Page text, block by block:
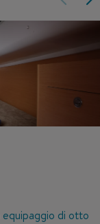
di otto